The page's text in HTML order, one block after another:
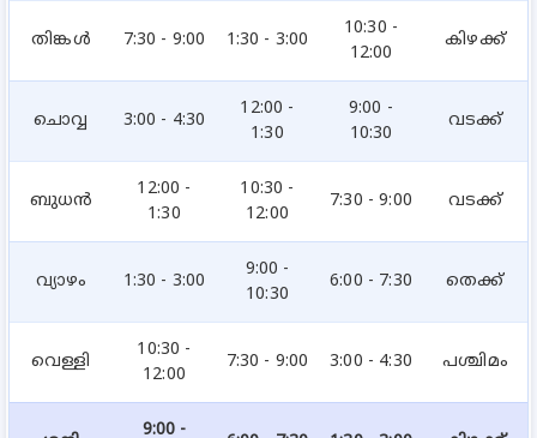
തിങ്കള്‍ 7:30 - 9:00 1:30 - 3:00
10:30 -
12:00
കിഴക്ക്
ചൊവ്വ 3:00 - 4:30
12:00 -
1:30
9:00 -
10:30
വടക്ക്
ബുധന്‍
12:00 -
1:30
10:30 -
12:00
7:30 - 9:00 വടക്ക്
വ്യാഴം 1:30 - 3:00
9:00 -
10:30
6:00 - 7:30 തെക്ക്
വെള്ളി
10:30 -
12:00
7:30 - 9:00 3:00 - 4:30 പശ്ചിമം
9:00 -